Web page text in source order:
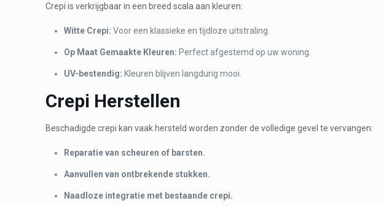
Crepi is verkrijgbaar in een breed scala aan kleuren:
Witte Crepi: Voor een klassieke en tijdloze uitstraling.
Op Maat Gemaakte Kleuren: Perfect afgestemd op uw woning.
UV-bestendig: Kleuren blijven langdurig mooi.
Crepi Herstellen
Beschadigde crepi kan vaak hersteld worden zonder de volledige gevel te vervangen:
Reparatie van scheuren of barsten.
Aanvullen van ontbrekende stukken.
Naadloze integratie met bestaande crepi.